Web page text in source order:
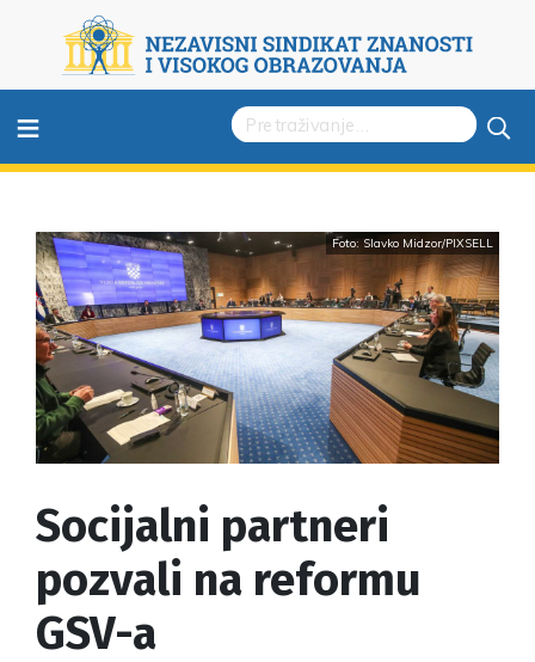
≡
Foto: Slavko Midzor/PIXSELL
Socijalni partneri
pozvali na reformu
GSV-a